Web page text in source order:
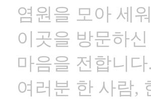
염원을 모아 세
이곳을 방문하
마음을 전합니다.
여러분 한 사람,